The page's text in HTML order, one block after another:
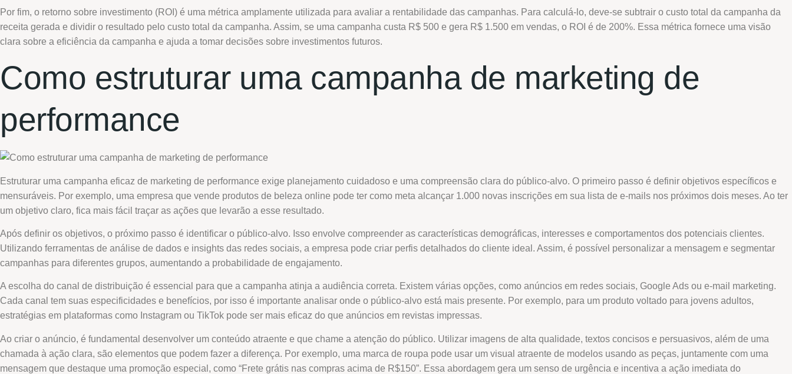
Por fim, o retorno sobre investimento (ROI) é uma métrica amplamente utilizada para avaliar a rentabilidade das campanhas. Para calculá-lo, deve-se subtrair o custo total da campanha da
receita gerada e dividir o resultado pelo custo total da campanha. Assim, se uma campanha custa R$ 500 e gera R$ 1.500 em vendas, o ROI é de 200%. Essa métrica fornece uma visão
clara sobre a eficiência da campanha e ajuda a tomar decisões sobre investimentos futuros.
Como estruturar uma campanha de marketing de
performance
Estruturar uma campanha eficaz de marketing de performance exige planejamento cuidadoso e uma compreensão clara do público-alvo. O primeiro passo é definir objetivos específicos e
mensuráveis. Por exemplo, uma empresa que vende produtos de beleza online pode ter como meta alcançar 1.000 novas inscrições em sua lista de e-mails nos próximos dois meses. Ao ter
um objetivo claro, fica mais fácil traçar as ações que levarão a esse resultado.
Após definir os objetivos, o próximo passo é identificar o público-alvo. Isso envolve compreender as características demográficas, interesses e comportamentos dos potenciais clientes.
Utilizando ferramentas de análise de dados e insights das redes sociais, a empresa pode criar perfis detalhados do cliente ideal. Assim, é possível personalizar a mensagem e segmentar
campanhas para diferentes grupos, aumentando a probabilidade de engajamento.
A escolha do canal de distribuição é essencial para que a campanha atinja a audiência correta. Existem várias opções, como anúncios em redes sociais, Google Ads ou e-mail marketing.
Cada canal tem suas especificidades e benefícios, por isso é importante analisar onde o público-alvo está mais presente. Por exemplo, para um produto voltado para jovens adultos,
estratégias em plataformas como Instagram ou TikTok pode ser mais eficaz do que anúncios em revistas impressas.
Ao criar o anúncio, é fundamental desenvolver um conteúdo atraente e que chame a atenção do público. Utilizar imagens de alta qualidade, textos concisos e persuasivos, além de uma
chamada à ação clara, são elementos que podem fazer a diferença. Por exemplo, uma marca de roupa pode usar um visual atraente de modelos usando as peças, juntamente com uma
mensagem que destaque uma promoção especial, como “Frete grátis nas compras acima de R$150”. Essa abordagem gera um senso de urgência e incentiva a ação imediata do